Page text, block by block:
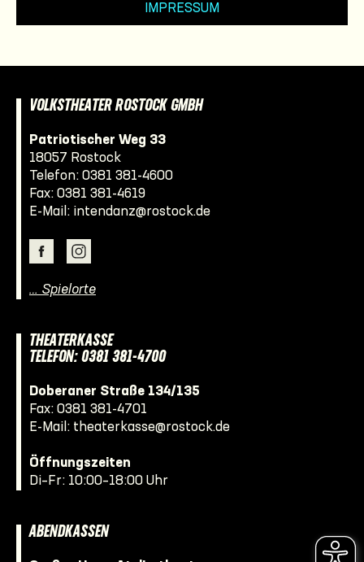
IMPRESSUM
VOLKSTHEATER ROSTOCK GMBH
Patriotischer Weg 33
18057 Rostock
Telefon: 0381 381-4600
Fax: 0381 381-4619
E-Mail: intendanz@rostock.de
… Spielorte
THEATERKASSE
TELEFON: 0381 381-4700
Doberaner Straße 134/135
Fax: 0381 381-4701
E-Mail: theaterkasse@rostock.de
Öffnungszeiten
Di–Fr: 10:00–18:00 Uhr
ABENDKASSEN